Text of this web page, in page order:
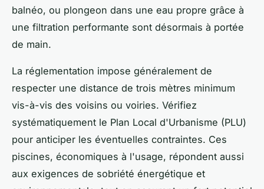
balnéo, ou plongeon dans une eau propre grâce à
une filtration performante sont désormais à portée
de main.
La réglementation impose généralement de
respecter une distance de trois mètres minimum
vis-à-vis des voisins ou voiries. Vérifiez
systématiquement le Plan Local d'Urbanisme (PLU)
pour anticiper les éventuelles contraintes. Ces
piscines, économiques à l'usage, répondent aussi
aux exigences de sobriété énergétique et